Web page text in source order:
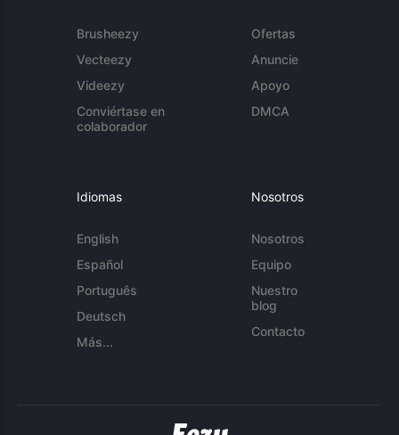
Brusheezy
Vecteezy
Videezy
Conviértase en
colaborador
Ofertas
Anuncie
Apoyo
DMCA
Idiomas
English
Español
Português
Deutsch
Más...
Nosotros
Nosotros
Equipo
Nuestro
blog
Contacto